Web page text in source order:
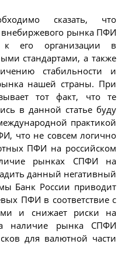
сказать, что
внебиржевого рынка ПФИ
его организации в
стандартами, а также
стабильности и
нашей страны. При
тот факт, что те
в данной статье буду
практикой
что не совсем логично
ПФИ на российском
рынках СПФИ на
данный негативный
Банк России приводит
ПФИ в соответствие с
и снижает риски на
наличие рынка СПФИ
для валютной части